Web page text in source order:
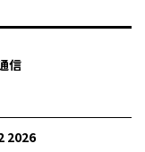
信
2026